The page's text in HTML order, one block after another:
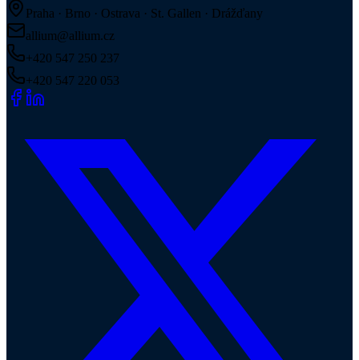
Praha · Brno · Ostrava · St. Gallen · Drážďany
allium@allium.cz
+420 547 250 237
+420 547 220 053